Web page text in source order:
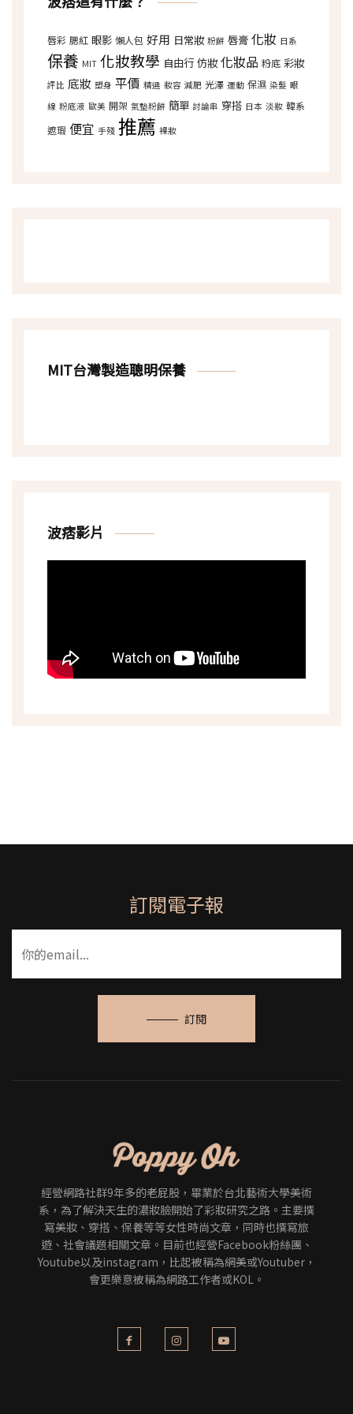
唇彩 腮紅 眼影 懶人包 好用 日常妝 粉餅 唇膏 化妝 日系
保養 MIT 化妝教學 自由行 仿妝 化妝品 粉底 彩妝
評比 底妝 塑身 平價 精選 妝容 減肥 光澤 運動 保濕 染髮 眼
線 粉底液 歐美 開架 氣墊粉餅 簡單 討論串 穿搭 日本 淡妝 韓系
遮瑕 便宜 手殘 推薦 裸妝
MIT台灣製造聰明保養
波痞影片
訂閱電子報
訂閱
經營網路社群9年多的老屁股，畢業於台北藝術大學美術
系，為了解決天生的濃妝臉開始了彩妝研究之路。主要撰
寫美妝、穿搭、保養等等女性時尚文章，同時也撰寫旅
遊、社會議題相關文章。目前也經營Facebook粉絲團、
Youtube以及instagram，比起被稱為網美或Youtuber，
會更樂意被稱為網路工作者或KOL。